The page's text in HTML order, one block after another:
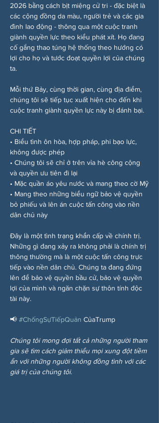
2026 bằng cách bịt miệng cử tri - đặc biệt là
các cộng đồng da màu, người trẻ và các gia
đình lao động - thông qua một cuộc tranh
giành quyền lực theo kiểu phát xít. Họ đang
cố gắng thao túng hệ thống theo hướng có
lợi cho họ và tước đoạt quyền lợi của chúng
ta.
Mỗi thứ Bảy, cùng thời gian, cùng địa điểm,
chúng tôi sẽ tiếp tục xuất hiện cho đến khi
cuộc tranh giành quyền lực này bị đánh bại.
CHI TIẾT
• Biểu tình ôn hòa, hợp pháp, phi bạo lực,
không được phép
• Chúng tôi sẽ chỉ ở trên vỉa hè công cộng
và quyền ưu tiên đi lại
• Mặc quần áo yêu nước và mang theo cờ Mỹ
• Mang theo những biểu ngữ bảo vệ quyền
bỏ phiếu và lên án cuộc tấn công vào nền
dân chủ này
Đây là một tình trạng khẩn cấp về chính trị.
Những gì đang xảy ra không phải là chính trị
thông thường mà là một cuộc tấn công trực
tiếp vào nền dân chủ. Chúng ta đang đứng
lên để bảo vệ quyền bầu cử, bảo vệ quyền
lợi của mình và ngăn chặn sự thôn tính độc
tài này.
📢 #ChốngSựTiếpQuản CủaTrump
Chúng tôi mong đợi tất cả những người tham
gia sẽ tìm cách giảm thiểu mọi xung đột tiềm
ẩn với những người không đồng tình với các
giá trị của chúng tôi.